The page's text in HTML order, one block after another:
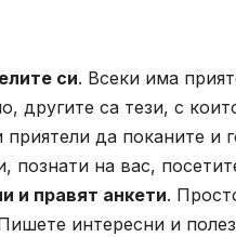
си. Всеки има
другите са тези, с
приятели да поканите и
познати на вас,
и правят анкети.
интересни и